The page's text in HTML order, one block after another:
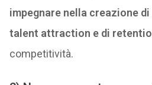
impegnare nella creazione
talent attraction e di
competitività.